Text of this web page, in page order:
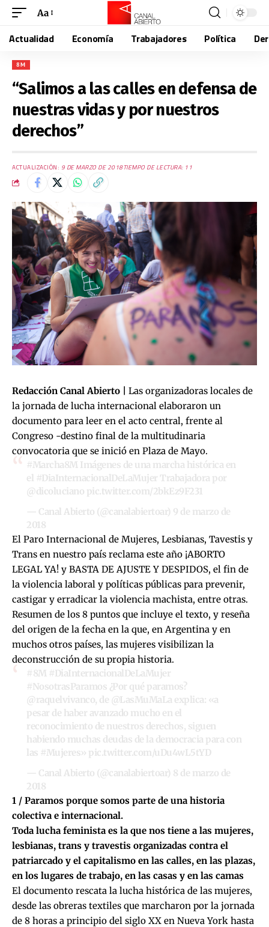
Aa
Actualidad Economía Trabajadores Política
8M
“Salimos a las calles en defensa de
nuestras vidas y por nuestros
derechos”
ACTUALIZACIÓN: 9 DE MARZO DE 2018TIEMPO DE LECTURA: 11
Redacción Canal Abierto |
Las organizadoras locales de
la jornada de lucha internacional elaboraron un
documento para leer en el acto central, frente al
Congreso -destino final de la multitudinaria
convocatoria que se inició en Plaza de Mayo.
#Marcha8MImágenes de una marcha histórica en
el #DiaInternacionalDeLaMujer Trabajadora por
@dicoluciano pic.twitter.com/2bkEz9F231
— Canal Abierto (@canalabiertoar) 9 de marzo de
2018
El Paro Internacional de Mujeres, Lesbianas, Tavestis y
Trans en nuestro país reclama este año ¡ABORTO
LEGAL YA! y BASTA DE AJUSTE Y DESPIDOS, el fin de
la violencia laboral y políticas públicas para prevenir,
castigar y erradicar la violencia machista, entre otras.
Resumen de los 8 puntos que incluye el texto, y reseña
del origen de la fecha en la que, en Argentina y en
muchos otros países, las mujeres visibilizan la
deconstrucción de su propia historia.
#8M #DiaInternacionalDeLaMujer
#NosotrasParamos ¿Por qué paramos?
@raquelvivanco, de @LasMuMaLaexplica: «a
pesar de haber avanzado mucho en el
reconocimiento de nuestros derechos, siguen
habiendo muchas deudas de la democracia para con
las #Mujeres» pic.twitter.com/uDu4wL5tYD
— Canal Abierto (@canalabiertoar) 8 de marzo de
2018
1 / Paramos porque somos parte de una historia
colectiva e internacional.
Toda lucha feminista es la que nos tiene a las mujeres,
lesbianas, trans y travestis organizadas contra el
patriarcado y el capitalismo en las calles, en las plazas,
en los lugares de trabajo, en las casas y en las camas
El documento rescata la lucha histórica de las mujeres,
desde las obreras textiles que marcharon por la jornada
de 8 horas a principio del siglo XX en Nueva York hasta